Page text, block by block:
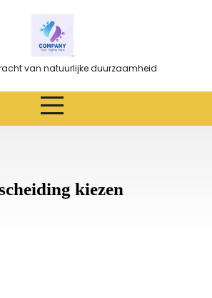
van natuurlijke duurzaamheid
kiezen